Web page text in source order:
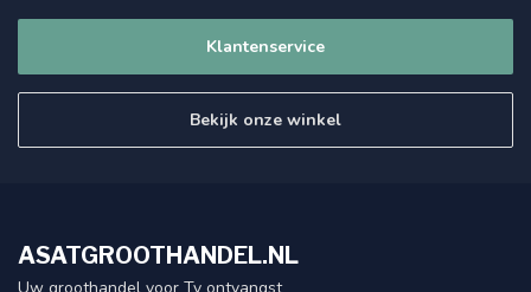
Klantenservice
Bekijk onze winkel
ASATGROOTHANDEL.NL
Uw groothandel voor Tv ontvangst